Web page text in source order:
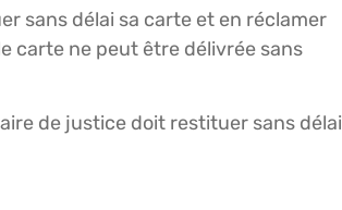
sans délai sa carte et en réclamer
carte ne peut être délivrée sans
de justice doit restituer sans délai